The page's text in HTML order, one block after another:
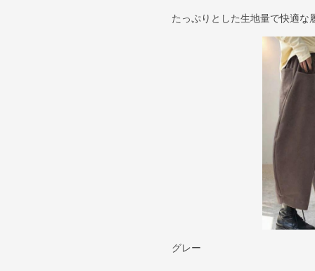
たっぷりとした生地量で快適な
グレー